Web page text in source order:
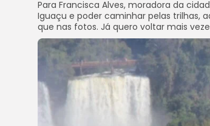
Para Francisca Alves, moradora da
Iguaçu e poder caminhar pelas trilhas,
que nas fotos. Já quero voltar mais